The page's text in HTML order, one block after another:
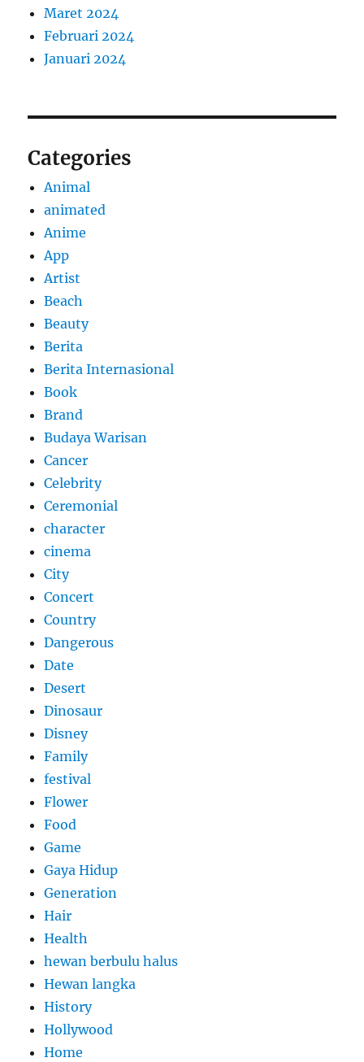
Maret 2024
Februari 2024
Januari 2024
Categories
Animal
animated
Anime
App
Artist
Beach
Beauty
Berita
Berita Internasional
Book
Brand
Budaya Warisan
Cancer
Celebrity
Ceremonial
character
cinema
City
Concert
Country
Dangerous
Date
Desert
Dinosaur
Disney
Family
festival
Flower
Food
Game
Gaya Hidup
Generation
Hair
Health
hewan berbulu halus
Hewan langka
History
Hollywood
Home